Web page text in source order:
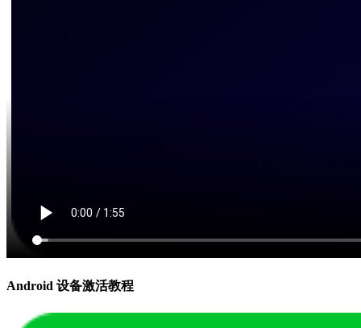
Android 设备激活教程